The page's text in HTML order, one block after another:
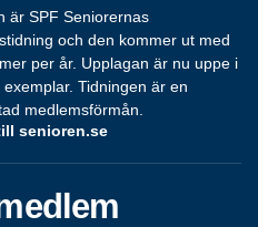
är SPF Seniorernas
och den kommer ut med
per år. Upplagan är nu uppe i
Tidningen är en
medlemsförmån.
senioren.se